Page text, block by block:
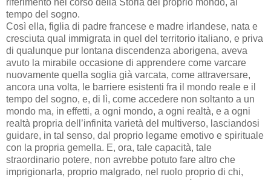
tempo del sogno.
Così ella, figlia di padre francese e madre irlandese, nata e
cresciuta qual immigrata in quel del territorio italiano, e priva
di qualunque pur lontana discendenza aborigena, aveva
avuto la mirabile occasione di apprendere come varcare
nuovamente quella soglia già varcata, come attraversare,
ancora una volta, le barriere esistenti fra il mondo reale e il
tempo del sogno, e, di lì, come accedere non soltanto a un
mondo ma, in effetti, a ogni mondo, a ogni realtà, e a ogni
realtà propria dell’infinita varietà del multiverso, lasciandosi
guidare, in tal senso, dal proprio legame emotivo e spirituale
con la propria gemella. E, ora, tale capacità, tale
straordinario potere, non avrebbe potuto fare altro che
imprigionarla, proprio malgrado, nel ruolo proprio di chi,